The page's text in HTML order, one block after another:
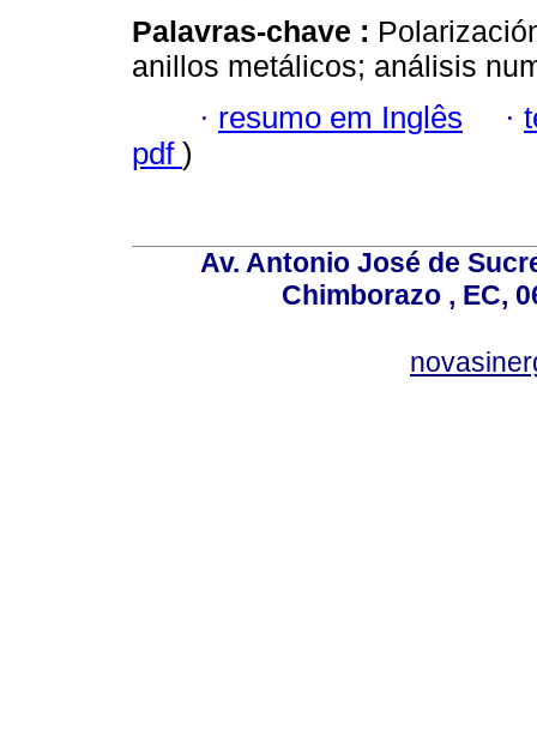
Palavras-chave :
anillos metálicos; análisis
· resumo em Inglês ·
pdf )
Av. Antonio José de
Chimborazo , EC,